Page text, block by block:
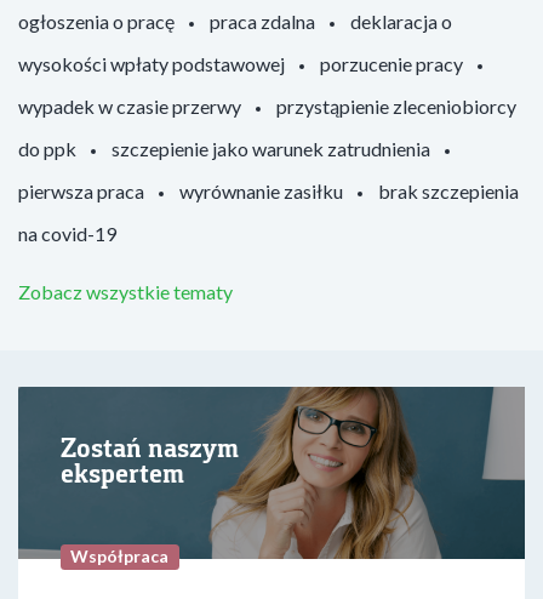
ogłoszenia o pracę
praca zdalna
deklaracja o
wysokości wpłaty podstawowej
porzucenie pracy
wypadek w czasie przerwy
przystąpienie zleceniobiorcy
do ppk
szczepienie jako warunek zatrudnienia
pierwsza praca
wyrównanie zasiłku
brak szczepienia
na covid-19
Zobacz wszystkie tematy
Zostań naszym
ekspertem
Współpraca